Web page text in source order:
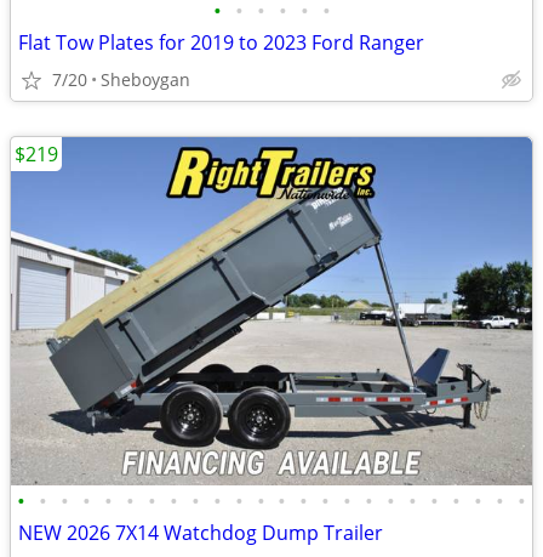
• • • • • •
Flat Tow Plates for 2019 to 2023 Ford Ranger
7/20 Sheboygan
• • • • • • • • • • • • • • • • • • • • • • • •
NEW 2026 7X14 Watchdog Dump Trailer
$219